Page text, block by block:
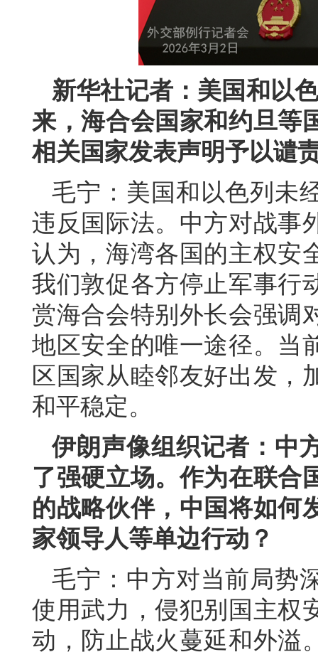
新华社记者：美国和以
来，海合会国家和约旦等
相关国家发表声明予以谴
毛宁：美国和以色列未
违反国际法。中方对战事
认为，海湾各国的主权安
我们敦促各方停止军事行
赏海合会特别外长会强调
地区安全的唯一途径。当
区国家从睦邻友好出发，
和平稳定。
伊朗声像组织记者：中
了强硬立场。作为在联合
的战略伙伴，中国将如何
家领导人等单边行动？
毛宁：中方对当前局势
使用武力，侵犯别国主权
动，防止战火蔓延和外溢